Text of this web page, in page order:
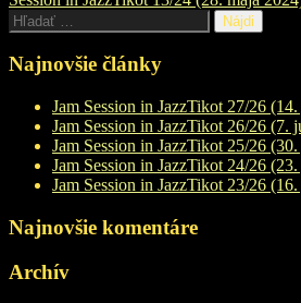
navigation
Hľadať:
Najnovšie články
Jam Session in JazzTikot 27/26
Jam Session in JazzTikot 26/26 (7.
Jam Session in JazzTikot 25/26
Jam Session in JazzTikot 24/26
Jam Session in JazzTikot 23/26
Najnovšie komentáre
Archív